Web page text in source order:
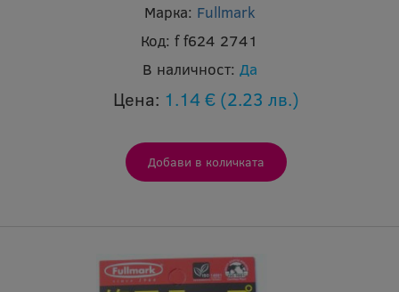
Марка: Fullmark
Код: f f624 2741
В наличност: Да
Цена: 1.14 € (2.23 лв.)